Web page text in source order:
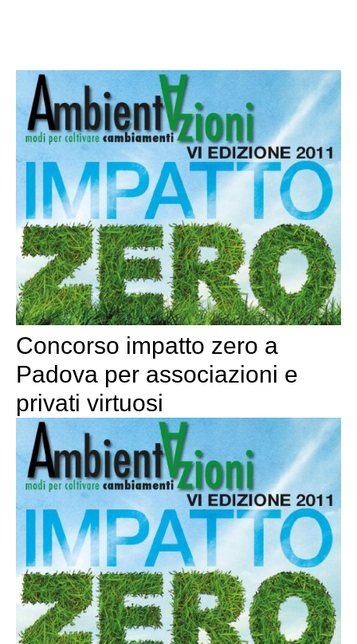
Concorso impatto zero a
Padova per associazioni e
privati virtuosi